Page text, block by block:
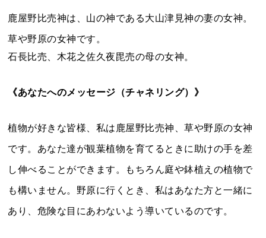
鹿屋野比売神は、山の神である大山津見神の妻の女神。
草や野原の女神です。
石長比売、木花之佐久夜毘売の母の女神。
《あなたへのメッセージ（チャネリング）》
植物が好きな皆様、私は鹿屋野比売神、草や野原の女神
です。あなた達が観葉植物を育てるときに助けの手を差
し伸べることができます。もちろん庭や鉢植えの植物で
も構いません。野原に行くとき、私はあなた方と一緒に
あり、危険な目にあわないよう導いているのです。